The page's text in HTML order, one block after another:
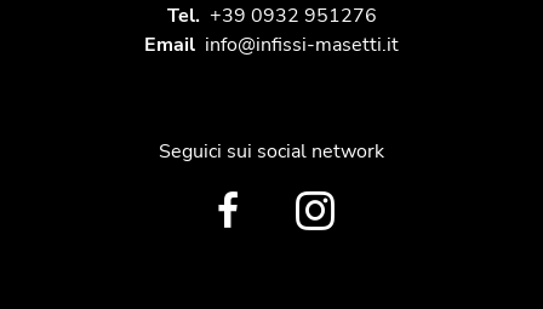
Tel. +39 0932 951276
Email info@infissi-masetti.it
Seguici sui social network